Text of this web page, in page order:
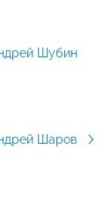
Шубин
Шаров